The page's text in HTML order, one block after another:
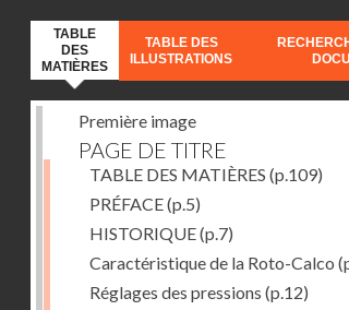
TABLE
DES
MATIÈRES
TABLE DES
ILLUSTRATIONS
Première image
PAGE DE TITRE
TABLE DES MATIÈRES (p.109)
PRÉFACE(p.5)
HISTORIQUE(p.7)
Caractéristique de la Roto-Calco
Réglages des pressions (p.12)